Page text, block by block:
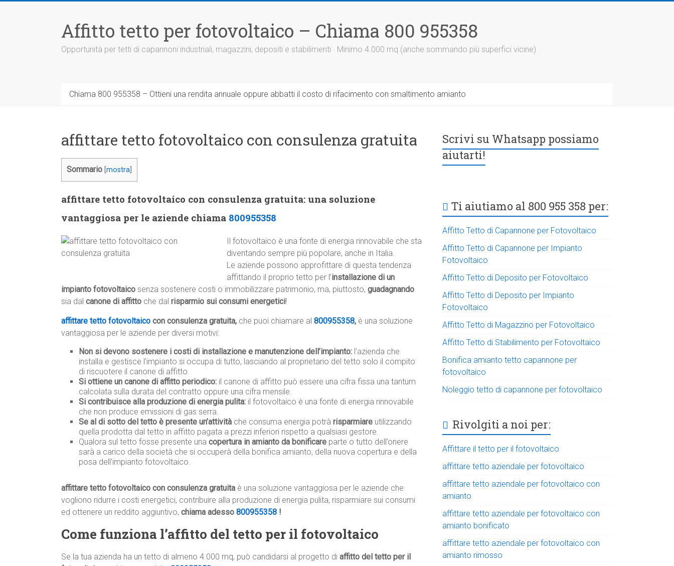
Affitto tetto per fotovoltaico – Chiama 800 955358
Opportunità per tetti di capannoni industriali, magazzini, depositi e stabilimenti · Minimo 4.000 mq (anche sommando più superfici vicine)
Chiama 800 955358 – Ottieni una rendita annuale oppure abbatti il costo di rifacimento con smaltimento amianto
affittare tetto fotovoltaico con consulenza gratuita
Sommario mostra
affittare tetto fotovoltaico con consulenza gratuita: una soluzione
vantaggiosa per le aziende chiama 800955358
Il fotovoltaico è una fonte di energia rinnovabile che sta
diventando sempre più popolare, anche in Italia.
Le aziende possono approfittare di questa tendenza
affittando il proprio tetto per l’installazione di un
impianto fotovoltaico senza sostenere costi o immobilizzare patrimonio, ma, piuttosto, guadagnando
sia dal canone di affitto che dal risparmio sui consumi energetici!
affittare tetto fotovoltaico con consulenza gratuita, che puoi chiamare al 800955358, è una soluzione
vantaggiosa per le aziende per diversi motivi:
Non si devono sostenere i costi di installazione e manutenzione dell’impianto: l’azienda che
installa e gestisce l’impianto si occupa di tutto, lasciando al proprietario del tetto solo il compito
di riscuotere il canone di affitto.
Si ottiene un canone di affitto periodico: il canone di affitto può essere una cifra fissa una tantum
calcolata sulla durata del contratto oppure una cifra mensile.
Si contribuisce alla produzione di energia pulita: il fotovoltaico è una fonte di energia rinnovabile
che non produce emissioni di gas serra.
Se al di sotto del tetto è presente un’attività che consuma energia potrà risparmiare utilizzando
quella prodotta dal tetto in affitto pagata a prezzi inferiori rispetto a qualsiasi gestore.
Qualora sul tetto fosse presente una copertura in amianto da bonificare parte o tutto dell’onere
sarà a carico della società che si occuperà della bonifica amianto, della nuova copertura e della
posa dell’impianto fotovoltaico.
affittare tetto fotovoltaico con consulenza gratuita è una soluzione vantaggiosa per le aziende che
vogliono ridurre i costi energetici, contribuire alla produzione di energia pulita, risparmiare sui consumi
ed ottenere un reddito aggiuntivo, chiama adesso 800955358 !
Come funziona l’affitto del tetto per il fotovoltaico
Se la tua azienda ha un tetto di almeno 4.000 mq, può candidarsi al progetto di affitto del tetto per il
Scrivi su Whatsapp possiamo
aiutarti!
Ti aiutiamo al 800 955 358 per:
Affitto Tetto di Capannone per Fotovoltaico
Affitto Tetto di Capannone per Impianto
Fotovoltaico
Affitto Tetto di Deposito per Fotovoltaico
Affitto Tetto di Deposito per Impianto
Fotovoltaico
Affitto Tetto di Magazzino per Fotovoltaico
Affitto Tetto di Stabilimento per Fotovoltaico
Bonifica amianto tetto capannone per
fotovoltaico
Noleggio tetto di capannone per fotovoltaico
Rivolgiti a noi per:
Affittare il tetto per il fotovoltaico
affittare tetto aziendale per fotovoltaico
affittare tetto aziendale per fotovoltaico con
amianto
affittare tetto aziendale per fotovoltaico con
amianto bonificato
affittare tetto aziendale per fotovoltaico con
amianto rimosso